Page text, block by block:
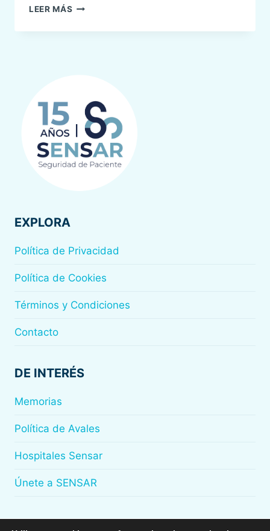
LEER MÁS MANEJO
DE
SENSAR
DEL
TRIMESTRE
EXPLORA
Política de Privacidad
Política de Cookies
Términos y Condiciones
Contacto
DE INTERÉS
Memorias
Política de Avales
Hospitales Sensar
Únete a SENSAR